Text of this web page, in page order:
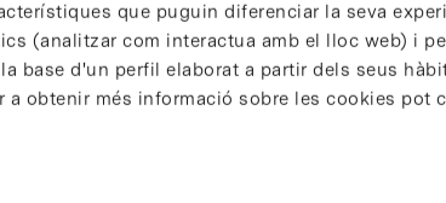
que puguin diferenciar la seva
(analitzar com interactua amb el lloc web) i
base d'un perfil elaborat a partir dels seus
a obtenir més informació sobre les cookies pot